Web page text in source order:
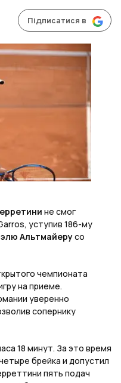
Підписатися в
не смог
уступив 186-му
Альтмайерусо
чемпионата
на приеме.
уверенно
сопернику
18 минут. За это время
брейка и допустил
пять подач